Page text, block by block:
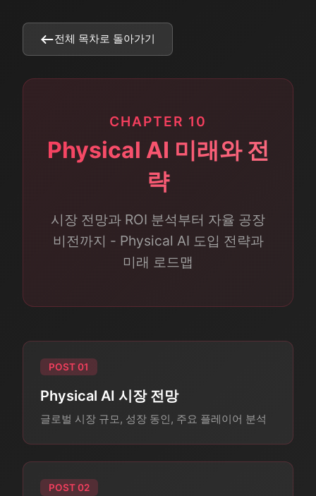
전체 목차로 돌아가기
CHAPTER 10
Physical AI 미래와 전
략
시장 전망과 ROI 분석부터 자율 공장
비전까지 - Physical AI 도입 전략과
미래 로드맵
POST 01
Physical AI 시장 전망
글로벌 시장 규모, 성장 동인, 주요 플레이어 분석
POST 02